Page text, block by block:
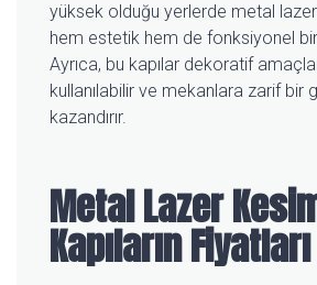
yüksek olduğu yerlerde metal lazer
hem estetik hem de fonksiyonel
Ayrıca, bu kapılar dekoratif
kullanılabilir ve mekanlara zarif bir
kazandırır.
Metal Lazer
Kapıların Fiyatları